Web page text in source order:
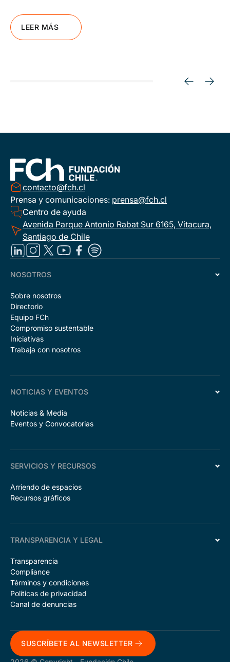
LEER MÁS
contacto@fch.cl
Prensa y comunicaciones: prensa@fch.cl
Centro de ayuda
Avenida Parque Antonio Rabat Sur 6165, Vitacura,
Santiago de Chile
NOSOTROS
Sobre nosotros
Directorio
Equipo FCh
Compromiso sustentable
Iniciativas
Trabaja con nosotros
NOTICIAS Y EVENTOS
Noticias & Media
Eventos y Convocatorias
SERVICIOS Y RECURSOS
Arriendo de espacios
Recursos gráficos
TRANSPARENCIA Y LEGAL
Transparencia
Compliance
Términos y condiciones
Políticas de privacidad
Canal de denuncias
SUSCRÍBETE AL NEWSLETTER